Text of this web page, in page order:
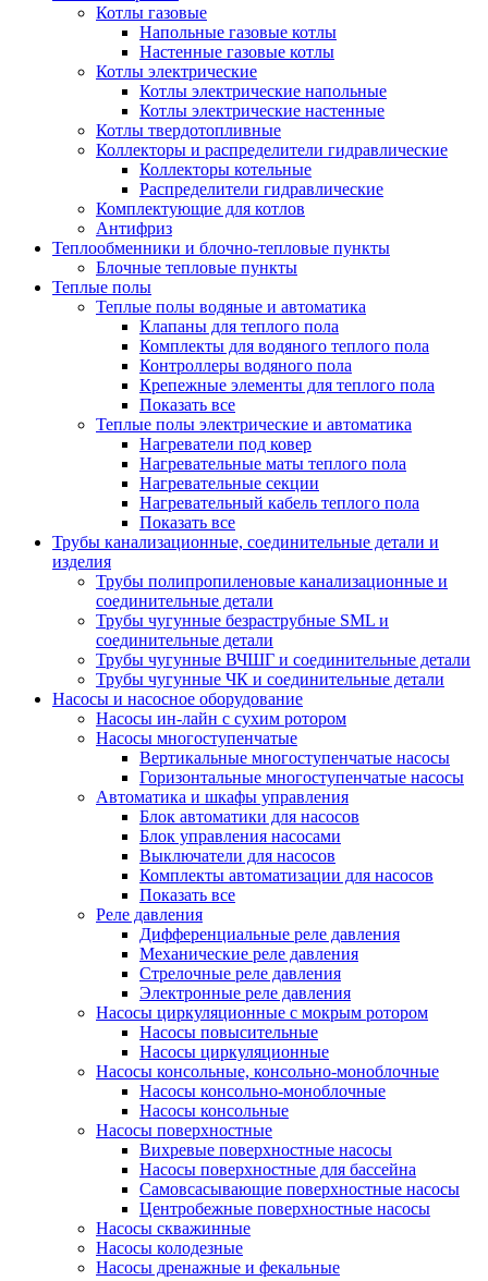
Котлы газовые
Напольные газовые котлы
Настенные газовые котлы
Котлы электрические
Котлы электрические напольные
Котлы электрические настенные
Котлы твердотопливные
Коллекторы и распределители гидравлические
Коллекторы котельные
Распределители гидравлические
Комплектующие для котлов
Антифриз
Теплообменники и блочно-тепловые пункты
Блочные тепловые пункты
Теплые полы
Теплые полы водяные и автоматика
Клапаны для теплого пола
Комплекты для водяного теплого пола
Контроллеры водяного пола
Крепежные элементы для теплого пола
Показать все
Теплые полы электрические и автоматика
Нагреватели под ковер
Нагревательные маты теплого пола
Нагревательные секции
Нагревательный кабель теплого пола
Показать все
Трубы канализационные, соединительные детали и
изделия
Трубы полипропиленовые канализационные и
соединительные детали
Трубы чугунные безраструбные SML и
соединительные детали
Трубы чугунные ВЧШГ и соединительные детали
Трубы чугунные ЧК и соединительные детали
Насосы и насосное оборудование
Насосы ин-лайн с сухим ротором
Насосы многоступенчатые
Вертикальные многоступенчатые насосы
Горизонтальные многоступенчатые насосы
Автоматика и шкафы управления
Блок автоматики для насосов
Блок управления насосами
Выключатели для насосов
Комплекты автоматизации для насосов
Показать все
Реле давления
Дифференциальные реле давления
Механические реле давления
Стрелочные реле давления
Электронные реле давления
Насосы циркуляционные с мокрым ротором
Насосы повысительные
Насосы циркуляционные
Насосы консольные, консольно-моноблочные
Насосы консольно-моноблочные
Насосы консольные
Насосы поверхностные
Вихревые поверхностные насосы
Насосы поверхностные для бассейна
Самовсасывающие поверхностные насосы
Центробежные поверхностные насосы
Насосы скважинные
Насосы колодезные
Насосы дренажные и фекальные